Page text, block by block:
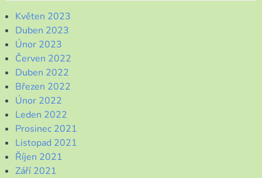
Květen 2023
Duben 2023
Únor 2023
Červen 2022
Duben 2022
Březen 2022
Únor 2022
Leden 2022
Prosinec 2021
Listopad 2021
Říjen 2021
Září 2021